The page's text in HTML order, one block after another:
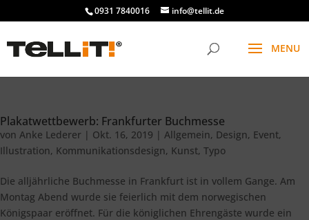
0931 7840016 info@tellit.de
Plakatwettbewerb: Frankfurter Buchmesse
von Anke Lederer | Okt. 16, 2019 | Allgemein, Design, Event,
Illustration, Kommunikationsdesign, Kunst, Typo
Die alljährliche Buchmesse in Frankfurt ist in vollem Gange. Am
Montag Abend wurde sie feierlich mit dem norwegischen
Königspaar eröffnet. Für die königlichen Ehrengäste wurde ein